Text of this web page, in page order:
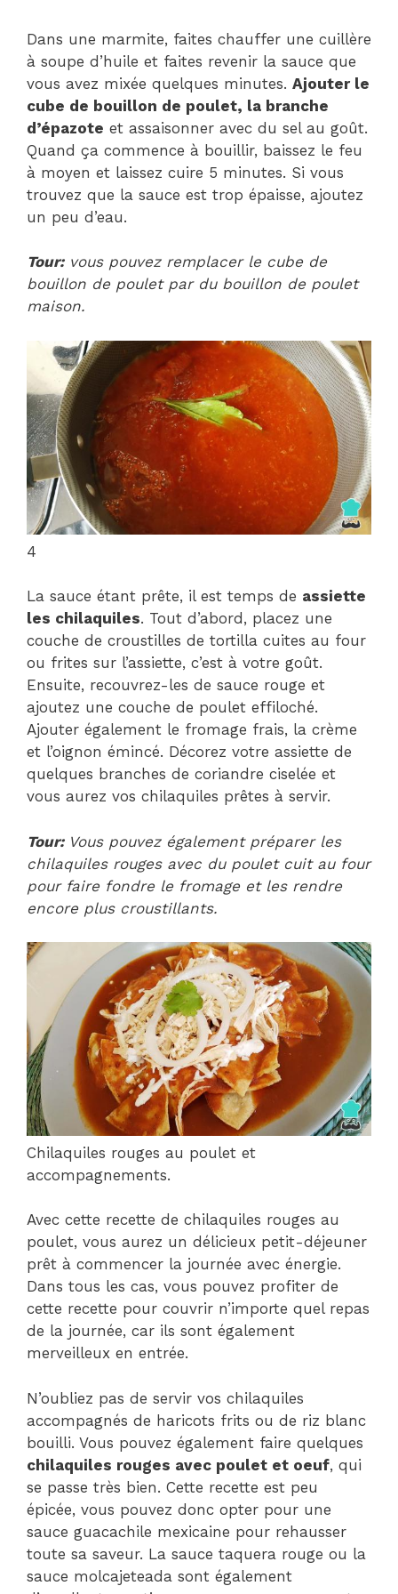
Dans une marmite, faites chauffer une cuillère
à soupe d’huile et faites revenir la sauce que
vous avez mixée quelques minutes. Ajouter le
cube de bouillon de poulet, la branche
d’épazote et assaisonner avec du sel au goût.
Quand ça commence à bouillir, baissez le feu
à moyen et laissez cuire 5 minutes. Si vous
trouvez que la sauce est trop épaisse, ajoutez
un peu d’eau.
Tour:vous pouvez remplacer le cube de
bouillon de poulet par du bouillon de poulet
maison.
4
La sauce étant prête, il est temps de assiette
les chilaquiles. Tout d’abord, placez une
couche de croustilles de tortilla cuites au four
ou frites sur l’assiette, c’est à votre goût.
Ensuite, recouvrez-les de sauce rouge et
ajoutez une couche de poulet effiloché.
Ajouter également le fromage frais, la crème
et l’oignon émincé. Décorez votre assiette de
quelques branches de coriandre ciselée et
vous aurez vos chilaquiles prêtes à servir.
Tour:Vous pouvez également préparer les
chilaquiles rouges avec du poulet cuit au four
pour faire fondre le fromage et les rendre
encore plus croustillants.
Chilaquiles rouges au poulet et
accompagnements.
Avec cette recette de chilaquiles rouges au
poulet, vous aurez un délicieux petit-déjeuner
prêt à commencer la journée avec énergie.
Dans tous les cas, vous pouvez profiter de
cette recette pour couvrir n’importe quel repas
de la journée, car ils sont également
merveilleux en entrée.
N’oubliez pas de servir vos chilaquiles
accompagnés de haricots frits ou de riz blanc
bouilli. Vous pouvez également faire quelques
chilaquiles rouges avec poulet et oeuf, qui
se passe très bien. Cette recette est peu
épicée, vous pouvez donc opter pour une
sauce guacachile mexicaine pour rehausser
toute sa saveur. La sauce taquera rouge ou la
sauce molcajeteada sont également